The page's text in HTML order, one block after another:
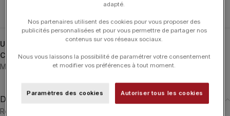
UGS :
J2779X0000
Catégories : 24H-ARTHUSBERTRAND, ARTHUS BERTRAND,
Médaille de Baptême, Médailles, Médailles, Typologies
Description
Référence J2779X0000
adapté.
Nos partenaires utilisent des cookies pour vous proposer des
publicités personnalisées et pour vous permettre de partager nos
contenus sur vos réseaux sociaux.
Nous vous laissons la possibilité de paramétrer votre consentement
et modifier vos préférences à tout moment.
Paramètres des cookies Autoriser tous les cookies